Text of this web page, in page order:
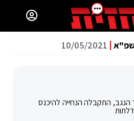
10/05/2021
התקבלה הנחייה להיכנס